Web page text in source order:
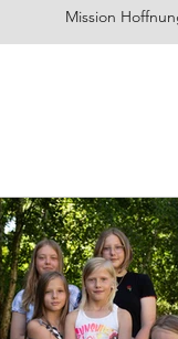
Mission